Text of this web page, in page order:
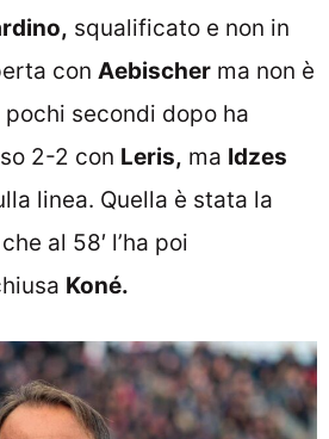
squalificato e non in
con Aebischer ma non è
secondi dopo ha
2-2 con Leris, ma Idzes
linea. Quella è stata la
al 58′ l’ha poi
Koné.